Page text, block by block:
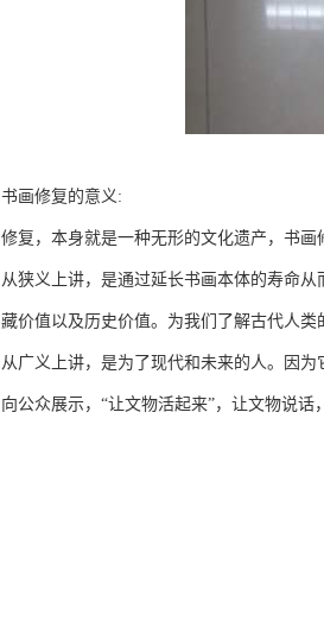
书画修复的意义:
修复，本身就是一种无形的文化遗产，书画
从狭义上讲，是通过延长书画本体的寿命
藏价值以及历史价值。为我们了解古代人类
从广义上讲，是为了现代和未来的人。因
向公众展示，“让文物活起来”，让文物说